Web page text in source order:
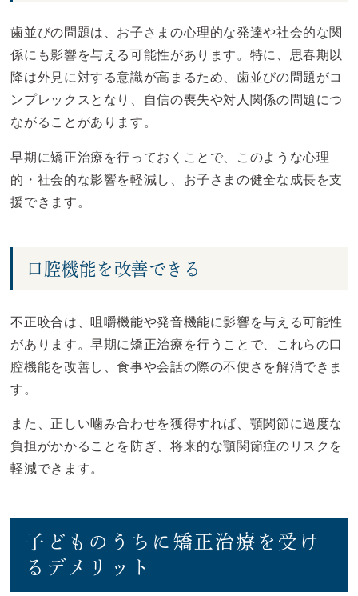
歯並びの問題は、お子さまの心理的な発達や社会的な関
係にも影響を与える可能性があります。特に、思春期以
降は外見に対する意識が高まるため、歯並びの問題がコ
ンプレックスとなり、自信の喪失や対人関係の問題につ
ながることがあります。
早期に矯正治療を行っておくことで、このような心理
的・社会的な影響を軽減し、お子さまの健全な成長を支
援できます。
口腔機能を改善できる
不正咬合は、咀嚼機能や発音機能に影響を与える可能性
があります。早期に矯正治療を行うことで、これらの口
腔機能を改善し、食事や会話の際の不便さを解消できま
す。
また、正しい噛み合わせを獲得すれば、顎関節に過度な
負担がかかることを防ぎ、将来的な顎関節症のリスクを
軽減できます。
子どものうちに矯正治療を受け
るデメリット